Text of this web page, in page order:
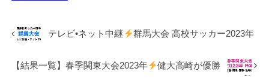
テレビ•ネット中継 群馬大会 高校サッカー2023年
【結果一覧】春季関東大会2023年 健大高崎が優勝